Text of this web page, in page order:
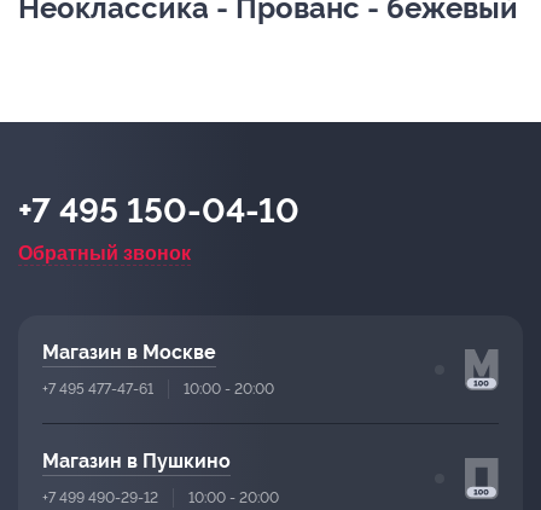
Неоклассика - Прованс - бежевый
+7 495 150-04-10
Обратный звонок
Магазин в Москве
+7 495 477-47-61 10:00 - 20:00
Магазин в Пушкино
+7 499 490-29-12 10:00 - 20:00